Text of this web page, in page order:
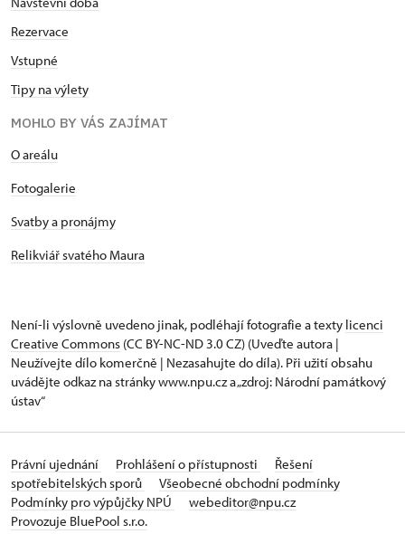
Rezervace
Vstupné
Tipy na výlety
MOHLO BY VÁS ZAJÍMAT
O areálu
Fotogalerie
Svatby a pronájmy
Relikviář svatého Maura
Není-li výslovně uvedeno jinak, podléhají fotografie a texty licenci
Creative Commons (CC BY-NC-ND 3.0 CZ) (Uveďte autora |
Neužívejte dílo komerčně | Nezasahujte do díla). Při užití obsahu
uvádějte odkaz na stránky www.npu.cz a „zdroj: Národní památkový
ústav“
Právní ujednání Prohlášení o přístupnosti
Řešení
spotřebitelských sporů
Všeobecné obchodní podmínky
Podmínky pro výpůjčky NPÚ
webeditor@npu.cz
Provozuje BluePool s.r.o.